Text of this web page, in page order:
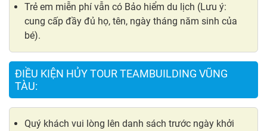
Trẻ em miễn phí vẫn có Bảo hiểm du lịch (Lưu ý:
cung cấp đầy đủ họ, tên, ngày tháng năm sinh của
bé).
ĐIỀU KIỆN HỦY TOUR TEAMBUILDING VŨNG
TÀU:
Quý khách vui lòng lên danh sách trước ngày khởi